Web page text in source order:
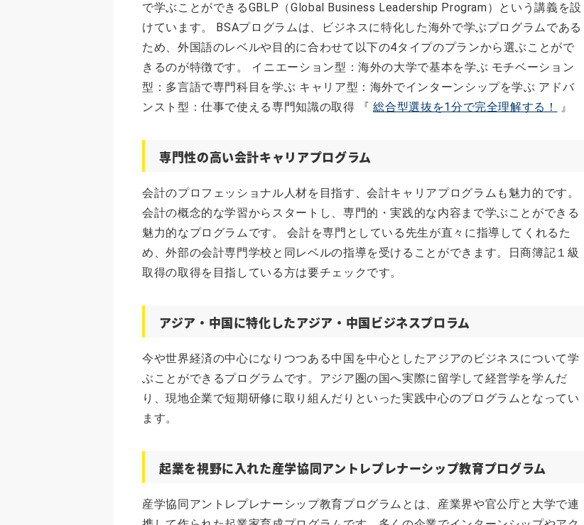
で学ぶことができるGBLP（Global Business Leadership Program）という講義を設
けています。 BSAプログラムは、ビジネスに特化した海外で学ぶプログラムである
ため、外国語のレベルや目的に合わせて以下の4タイプのプランから選ぶことがで
きるのが特徴です。 イニエーション型：海外の大学で基本を学ぶ モチベーション
型：多言語で専門科目を学ぶ キャリア型：海外でインターンシップを学ぶ アドバ
ンスト型：仕事で使える専門知識の取得 『総合型選抜を1分で完全理解する！ 』
専門性の高い会計キャリアプログラム
会計のプロフェッショナル人材を目指す、会計キャリアプログラムも魅力的です。
会計の概念的な学習からスタートし、専門的・実践的な内容まで学ぶことができる
魅力的なプログラムです。 会計を専門としている先生が直々に指導してくれるた
め、外部の会計専門学校と同レベルの指導を受けることができます。日商簿記１級
取得の取得を目指している方は要チェックです。
アジア・中国に特化したアジア・中国ビジネスプロラム
今や世界経済の中心になりつつある中国を中心としたアジアのビジネスについて学
ぶことができるプログラムです。アジア圏の国へ実際に留学して経営学を学んだ
り、現地企業で短期研修に取り組んだりといった実践中心のプログラムとなってい
ます。
起業を視野に入れた産学協同アントレプレナーシップ教育プログラム
産学協同アントレプレナーシップ教育プログラムとは、産業界や官公庁と大学で連